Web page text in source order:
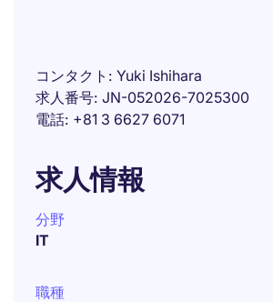
コンタクト
Yuki Ishihara
求人番号 JN-052026-7025300
電話 +81 3 6627 6071
求人情報
分野
IT
職種